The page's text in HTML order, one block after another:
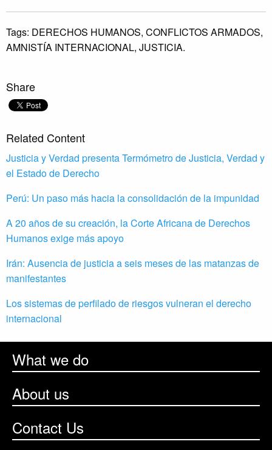
Tags: DERECHOS HUMANOS, CONFLICTOS ARMADOS,
AMNISTÍA INTERNACIONAL, JUSTICIA.
Share
Related Content
Justicia y Verdad presenta Termómetro de Justicia, Verdad y
el Estado de Derecho
Perú: Un paso más hacia la consolidación de la impunidad
A 20 años de su creación, la Corte Africana de Derechos
Humanos exige más apoyo
Irán: Ausencia de justicia a seis meses de las matanzas de
manifestantes
Los sistemas de perfilado de riesgos vulneran el derecho
internacional
What we do
About us
Contact Us